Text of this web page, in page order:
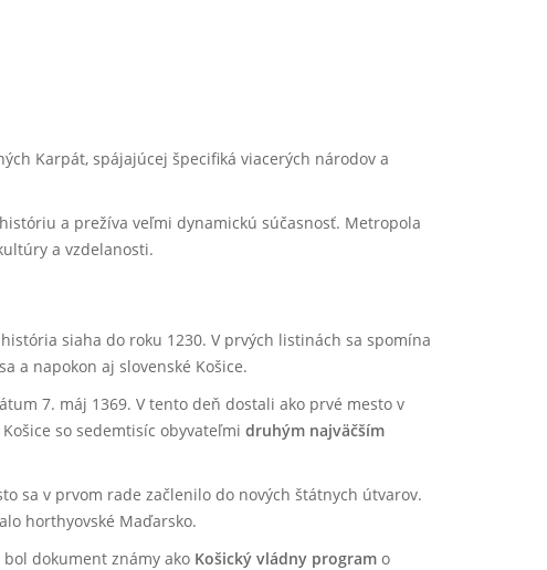
Karpát, spájajúcej špecifiká viacerých národov a
a prežíva veľmi dynamickú súčasnosť. Metropola
a vzdelanosti.
siaha do roku 1230. V prvých listinách sa spomína
a napokon aj slovenské Košice.
7. máj 1369. V tento deň dostali ako prvé mesto v
so sedemtisíc obyvateľmi druhým najväčším
sa v prvom rade začlenilo do nových štátnych útvarov.
horthyovské Maďarsko.
dokument známy ako Košický vládny program o